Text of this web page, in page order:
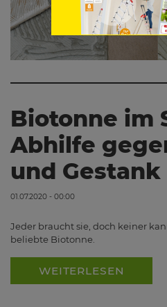
Biotonne im
Abhilfe
und Gestank
01.07.2020 - 00:00
Jeder braucht sie, doch keiner
beliebte Biotonne.
WEITERLESEN